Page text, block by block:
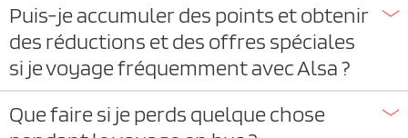
Puis-je accumuler des points et obtenir
des réductions et des offres spéciales
si je voyage fréquemment avec Alsa ?
Que faire si je perds quelque chose